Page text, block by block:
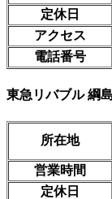
定休日
アクセス
電話番号
東急リバブル 綱
所在地
営業時間
定休日